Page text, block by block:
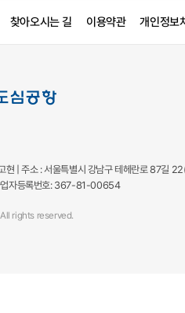
찾아오시는 길 이용약관 개인정보
현 | 주소 : 서울특별시 강남구 테헤란로 87길
자등록번호: 367-81-00654
rights reserved.